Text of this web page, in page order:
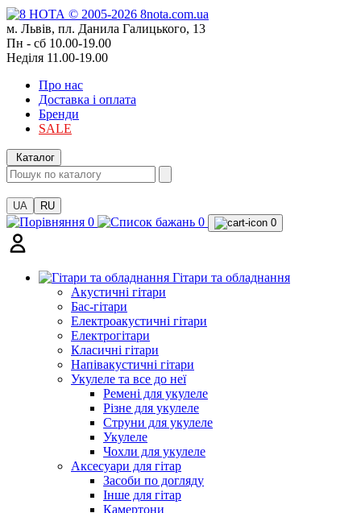
м. Львів, пл. Данила Галицького, 13
Пн - сб 10.00-19.00
Неділя 11.00-19.00
Про нас
Доставка і оплата
Бренди
SALE
Каталог
UA RU
0 0 0
Гітари та обладнання
Акустичні гітари
Бас-гітари
Електроакустичні гітари
Електрогітари
Класичні гітари
Напівакустичні гітари
Укулеле та все до неї
Ремені для укулеле
Різне для укулеле
Струни для укулеле
Укулеле
Чохли для укулеле
Аксесуари для гітар
Засоби по догляду
Інше для гітар
Камертони